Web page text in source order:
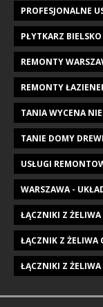
PROFESJONALNE
PŁYTKARZ
REMONTY
REMONTY
TANIA WYCENA
TANIE DOMY
USŁUGI
WARSZAWA -
ŁĄCZNIKI Z
ŁĄCZNIK Z ŻELIWA
ŁĄCZNIKI Z ŻELIWA